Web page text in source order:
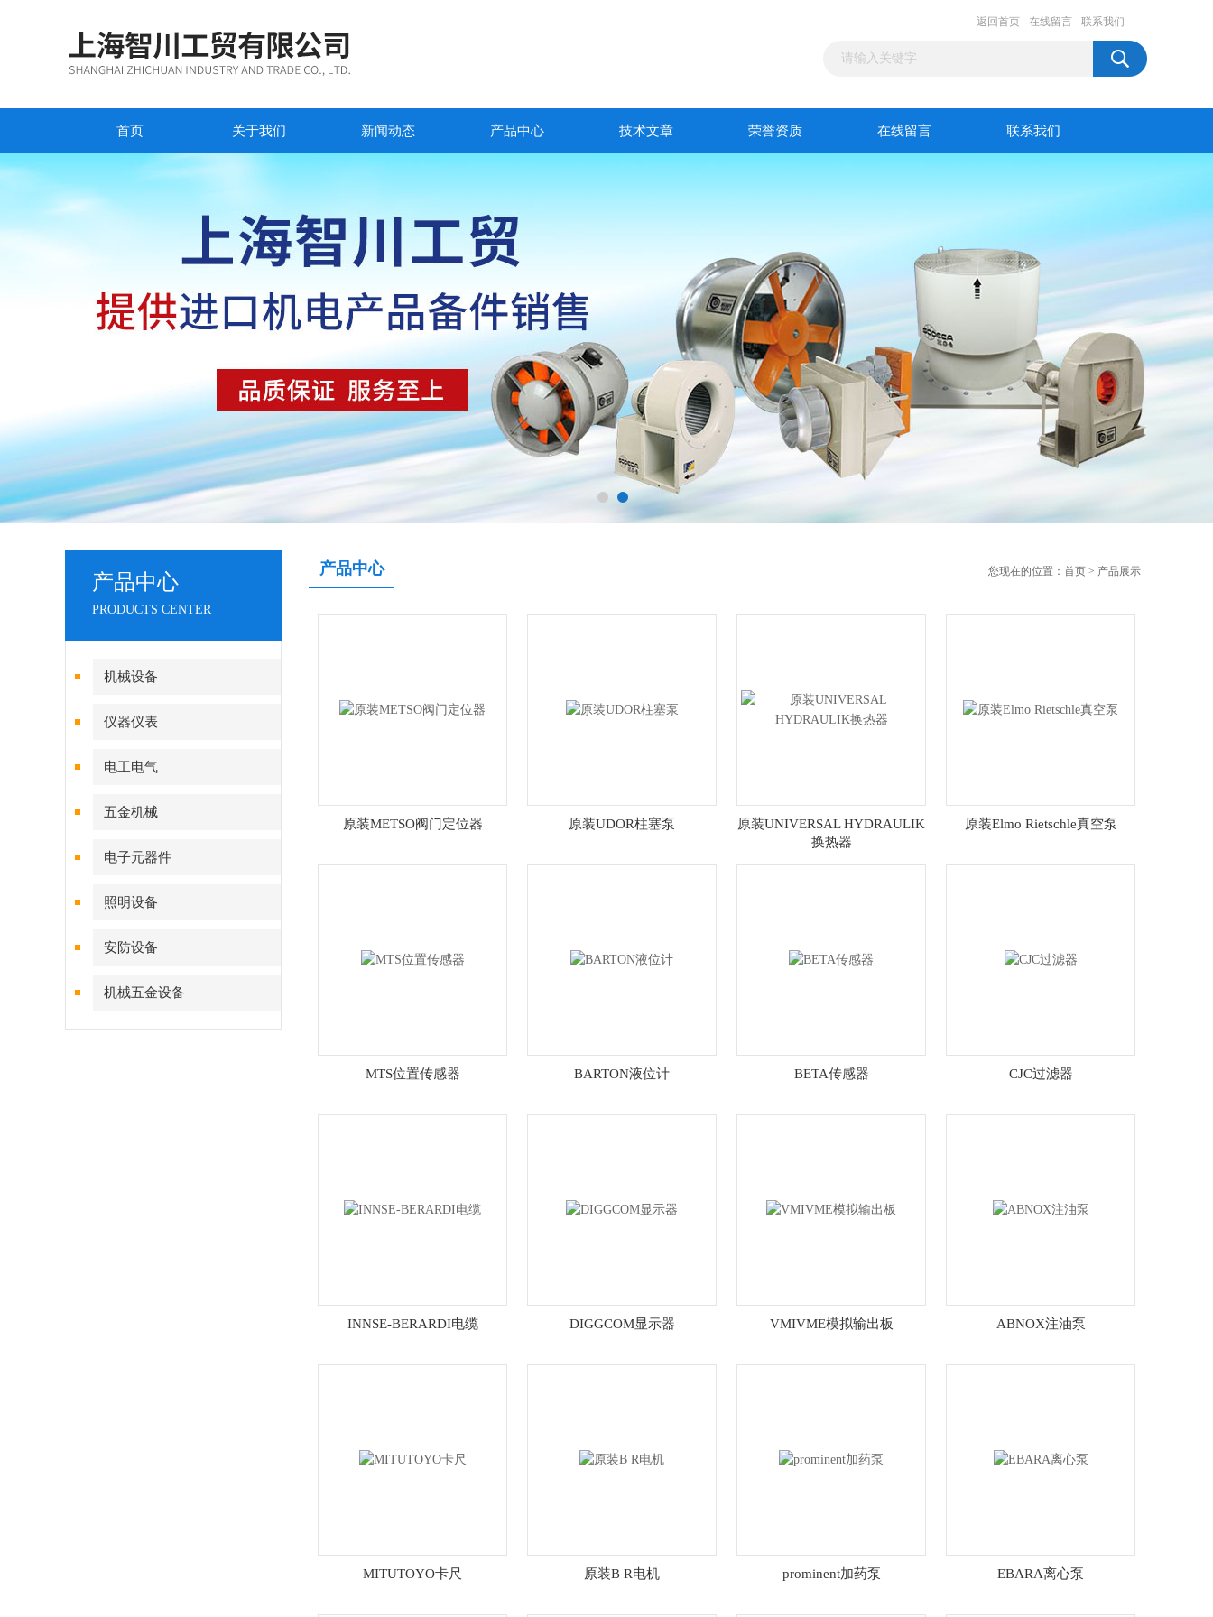
返回首页 在线留言 联系我们
首页 关于我们 新闻动态 产品中心 技术文章 荣誉资质 在线留言 联系我们
产品中心
PRODUCTS CENTER
机械设备
仪器仪表
电工电气
五金机械
电子元器件
照明设备
安防设备
机械五金设备
产品中心 您现在的位置： 首页 > 产品展示
原装METSO阀门定位器 原装UDOR柱塞泵
原装UNIVERSAL HYDRAULIK
换热器
原装Elmo Rietschle真空泵
MTS位置传感器 BARTON液位计 BETA传感器 CJC过滤器
INNSE-BERARDI电缆 DIGGCOM显示器 VMIVME模拟输出板 ABNOX注油泵
MITUTOYO卡尺 原装B R电机 prominent加药泵 EBARA离心泵